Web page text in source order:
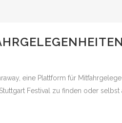
eine Plattform für
Festival zu finden oder